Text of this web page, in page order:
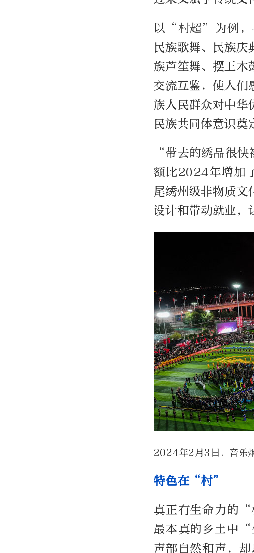
以“村超”为例，
民族歌舞、民族庆
族芦笙舞、摆王木
交流互鉴，使人们
族人民群众对中华
民族共同体意识奠
“带去的绣品很
额比2024年增加
尾绣州级非物质文
设计和带动就业，
2024年2月3日，音乐
特色在“村”
真正有生命力的
最本真的乡土中“
声部自然和声，